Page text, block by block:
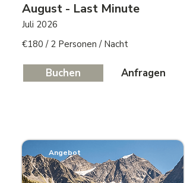
August - Last Minute
Juli 2026
€180 / 2 Personen / Nacht
Buchen Anfragen
Angebot